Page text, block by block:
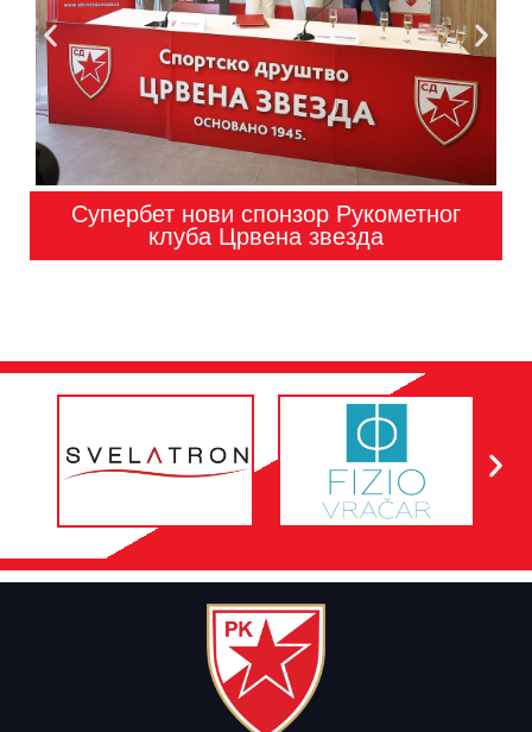
Супербет нови спонзор Рукометног
клуба Црвена звезда